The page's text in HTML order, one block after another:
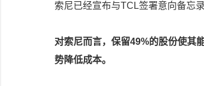
索尼已经宣布与TCL签署意向备忘
对索尼而言，保留49%的股份使其
势降低成本。